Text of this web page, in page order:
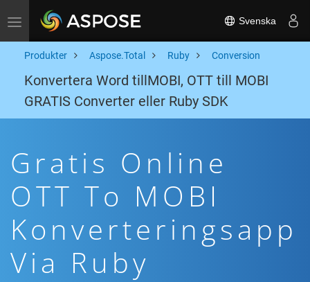
Toggle navigation Svenska
Produkter Aspose.Total Ruby Conversion
Konvertera Word tillMOBI, OTT till MOBI
GRATIS Converter eller Ruby SDK
Gratis Online
OTT To MOBI
Konverteringsapp
Via Ruby